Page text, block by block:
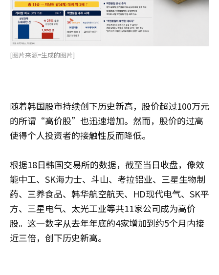
[图片来源=生成的图片]
随着韩国股市持续创下历史新高，股价超过100万元
的所谓“高价股”也迅速增加。然而，股价的过高
使得个人投资者的接触性反而降低。
根据18日韩国交易所的数据，截至当日收盘，像效
能中工、SK海力士、斗山、考拉铝业、三星生物制
药、三养食品、韩华航空航天、HD现代电气、SK平
方、三星电气、太光工业等共11家公司成为高价
股。这一数字从去年年底的4家增加到约5个月内接
近三倍，创下历史新高。